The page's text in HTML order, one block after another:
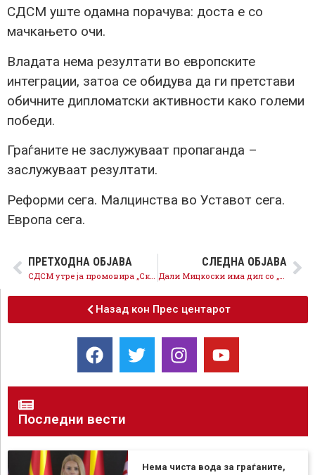
СДСМ уште одамна порачува: доста е со
мачкањето очи.
Владата нема резултати во европските
интеграции, затоа се обидува да ги претстави
обичните дипломатски активности како големи
победи.
Граѓаните не заслужуваат пропаганда –
заслужуваат резултати.
Реформи сега. Малцинства во Уставот сега.
Европа сега.
ПРЕТХОДНА ОБЈАВА
СДСМ утре ја промовира „Скопска иницијатива“ на меѓународна конференција
СЛЕДНА ОБЈАВА
Дали Мицкоски има дил со „голобрадo момчe“ за случајот Мазут?
Назад кон Прес центарот
Последни вести
Нема чиста вода за граѓаните,